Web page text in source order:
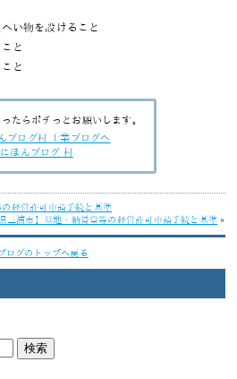
い物を設けること
と
と
たらポチっとお願いします。
にほんブログ 村
の経営許可申請手続と基準
三浦市】墓地・納骨堂等の経営許可申請手続と基準 »
ログのトップへ戻る